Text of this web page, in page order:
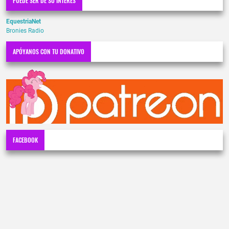
EquestriaNet
Bronies Radio
APÓYANOS CON TU DONATIVO
FACEBOOK